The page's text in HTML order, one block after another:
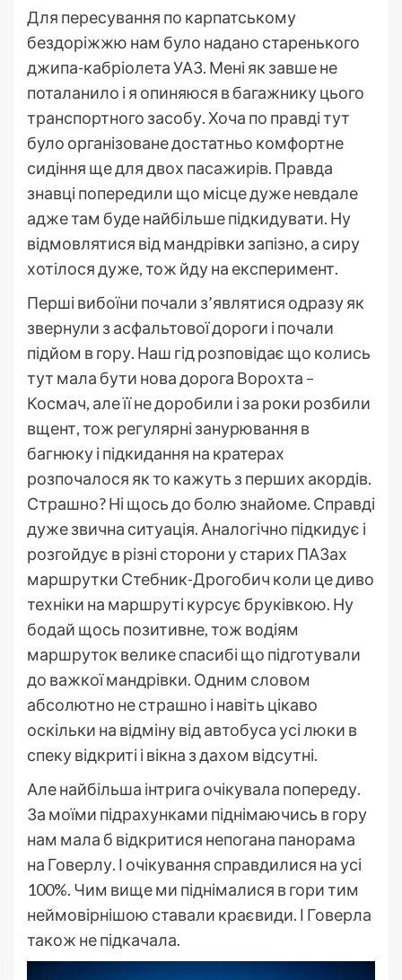
Для пересування по карпатському
бездоріжжю нам було надано старенького
джипа-кабріолета УАЗ. Мені як завше не
поталанило і я опиняюся в багажнику цього
транспортного засобу. Хоча по правді тут
було організоване достатньо комфортне
сидіння ще для двох пасажирів. Правда
знавці попередили що місце дуже невдале
адже там буде найбільше підкидувати. Ну
відмовлятися від мандрівки запізно, а сиру
хотілося дуже, тож йду на експеримент.
Перші вибоїни почали з’являтися одразу як
звернули з асфальтової дороги і почали
підйом в гору. Наш гід розповідає що колись
тут мала бути нова дорога Ворохта –
Космач, але її не доробили і за роки розбили
вщент, тож регулярні занурювання в
багнюку і підкидання на кратерах
розпочалося як то кажуть з перших акордів.
Страшно? Ні щось до болю знайоме. Справді
дуже звична ситуація. Аналогічно підкидує і
розгойдує в різні сторони у старих ПАЗах
маршрутки Стебник-Дрогобич коли це диво
техніки на маршруті курсує бруківкою. Ну
бодай щось позитивне, тож водіям
маршруток велике спасибі що підготували
до важкої мандрівки. Одним словом
абсолютно не страшно і навіть цікаво
оскільки на відміну від автобуса усі люки в
спеку відкриті і вікна з дахом відсутні.
Але найбільша інтрига очікувала попереду.
За моїми підрахунками піднімаючись в гору
нам мала б відкритися непогана панорама
на Говерлу. І очікування справдилися на усі
100%. Чим вище ми піднімалися в гори тим
неймовірнішою ставали краєвиди. І Говерла
також не підкачала.